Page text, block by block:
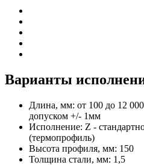
Варианты
Длина, мм: от 100 до 12
допуском +/- 1мм
Исполнение: Z -
(термопрофиль)
Высота профиля, мм: 150
Толщина стали, мм: 1,5